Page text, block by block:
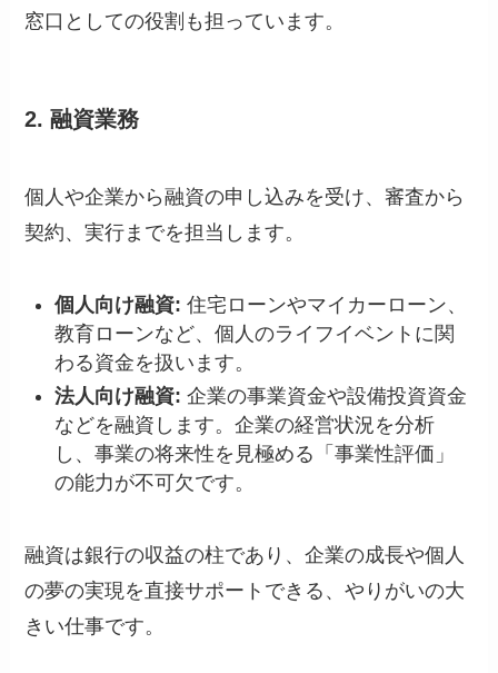
窓口としての役割も担っています。
2. 融資業務
個人や企業から融資の申し込みを受け、審査から
契約、実行までを担当します。
個人向け融資: 住宅ローンやマイカーローン、
教育ローンなど、個人のライフイベントに関
わる資金を扱います。
法人向け融資: 企業の事業資金や設備投資資金
などを融資します。企業の経営状況を分析
し、事業の将来性を見極める「事業性評価」
の能力が不可欠です。
融資は銀行の収益の柱であり、企業の成長や個人
の夢の実現を直接サポートできる、やりがいの大
きい仕事です。